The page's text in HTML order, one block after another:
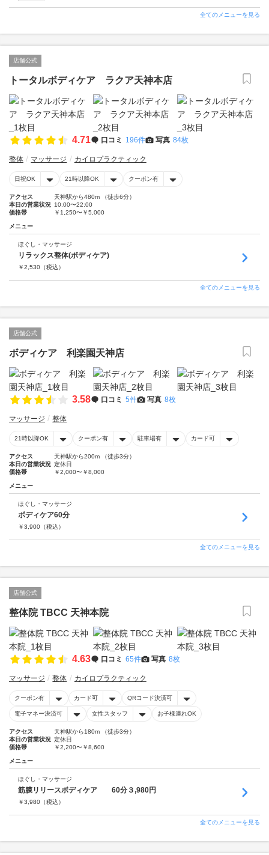
全てのメニューを見る
店舗公式
トータルボディケア ラクア天神本店
4.71 口コミ 196件 写真 84枚
整体 マッサージ カイロプラクティック
日祝OK 21時以降OK クーポン有
アクセス
天神駅から480m （徒歩6分）
本日の営業状況 10:00〜22:00
価格帯
￥1,250〜￥5,000
メニュー
ほぐし・マッサージ
リラックス整体(ボディケア)
￥2,530 （税込）
全てのメニューを見る
店舗公式
ボディケア 利楽園天神店
3.58 口コミ 5件 写真 8枚
マッサージ 整体
21時以降OK クーポン有 駐車場有 カード可
アクセス
天神駅から200m （徒歩3分）
本日の営業状況 定休日
価格帯
￥2,000〜￥8,000
メニュー
ほぐし・マッサージ
ボディケア60分
￥3,900 （税込）
全てのメニューを見る
店舗公式
整体院 TBCC 天神本院
4.63 口コミ 65件 写真 8枚
マッサージ 整体 カイロプラクティック
クーポン有 カード可 QRコード決済可
電子マネー決済可 女性スタッフ お子様連れOK
アクセス
天神駅から180m （徒歩3分）
本日の営業状況 定休日
価格帯
￥2,200〜￥8,600
メニュー
ほぐし・マッサージ
筋膜リリースボディケア 60分３,980円
￥3,980 （税込）
全てのメニューを見る